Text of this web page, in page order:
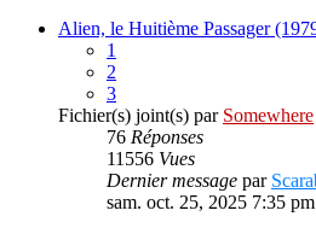
Alien, le Huitième Passager
1
2
3
Fichier(s) joint(s) par Somewhere
76 Réponses
11556 Vues
Dernier message par
sam. oct. 25, 2025 7:35 pm